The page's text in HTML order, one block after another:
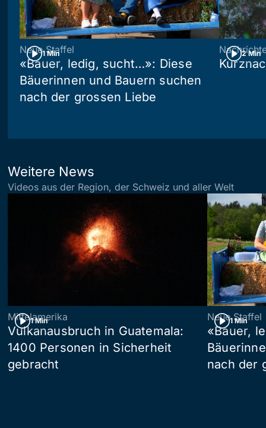
1 Min
Neue Staffel
«Bauer, ledig, sucht…»: Diese
Bäuerinnen und Bauern suchen
nach der grossen Liebe
2 Min
Weitere News
Videos aus der Region, der Schweiz und aller Welt
1 Min
Mittelamerika
Vulkanausbruch in Guatemala:
1400 Personen in Sicherheit
gebracht
1 Min
Neue Staffel
«Bauer,
nach der